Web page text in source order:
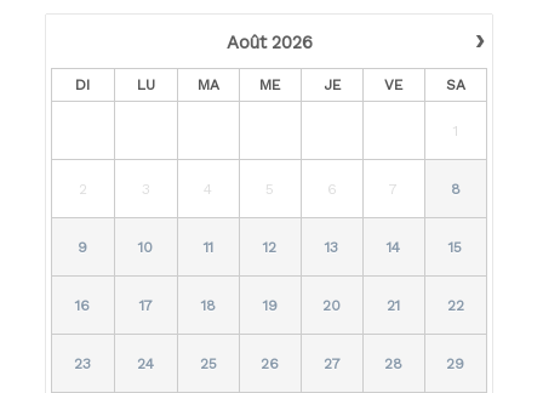
›
Août 2026
DI LU MA ME JE VE SA
1
2 3 4 5 6 7 8
9 10 11 12 13 14 15
16 17 18 19 20 21 22
23 24 25 26 27 28 29